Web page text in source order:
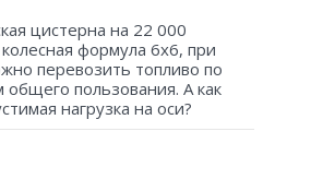
цистерна на 22 000
формула 6х6, при
перевозить топливо по
общего пользования. А как
нагрузка на оси?